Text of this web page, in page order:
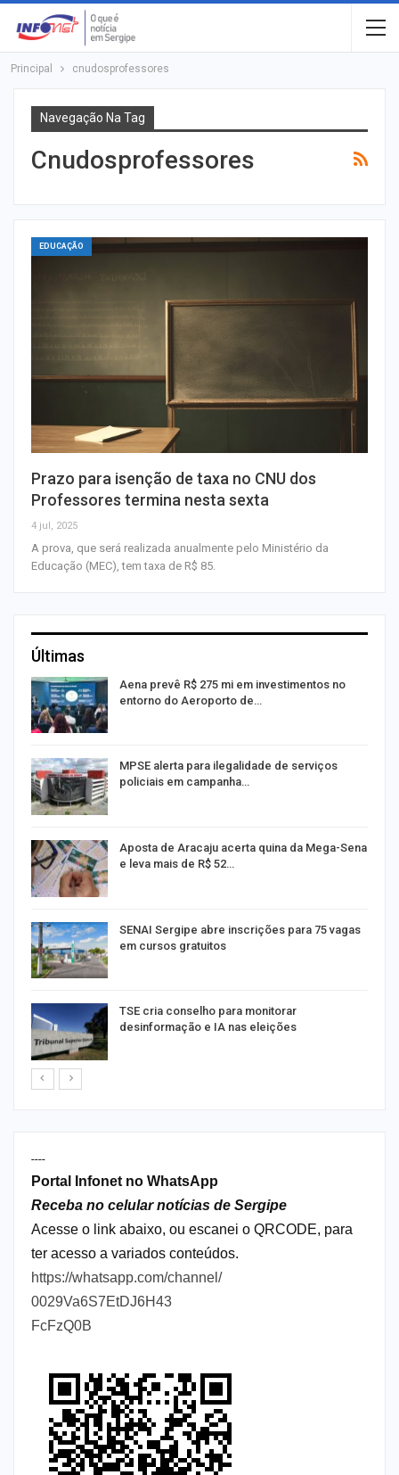
Principal cnudosprofessores
Navegação Na Tag
Cnudosprofessores
EDUCAÇÃO
Prazo para isenção de taxa no CNU dos
Professores termina nesta sexta
4 jul, 2025
A prova, que será realizada anualmente pelo Ministério da
Educação (MEC), tem taxa de R$ 85.
Últimas
Aena prevê R$ 275 mi em investimentos no
entorno do Aeroporto de…
MPSE alerta para ilegalidade de serviços
policiais em campanha…
Aposta de Aracaju acerta quina da Mega-Sena
e leva mais de R$ 52…
SENAI Sergipe abre inscrições para 75 vagas
em cursos gratuitos
TSE cria conselho para monitorar
desinformação e IA nas eleições
----
Portal Infonet no WhatsApp
Receba no celular notícias de Sergipe
Acesse o link abaixo, ou escanei o QRCODE, para
ter acesso a variados conteúdos.
https://whatsapp.com/channel/
0029Va6S7EtDJ6H43
FcFzQ0B